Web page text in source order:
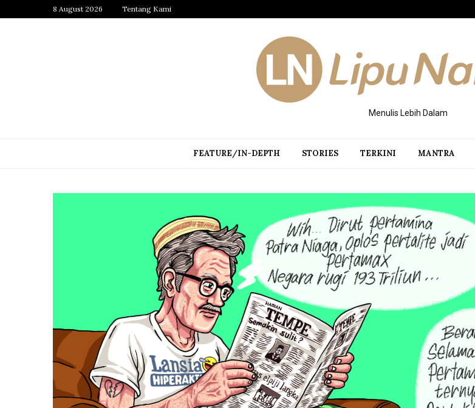
8 August 2026 Tentang Kami
Menulis Lebih Dalam
FEATURE/IN-DEPTH STORIES TERKINI MANTRA